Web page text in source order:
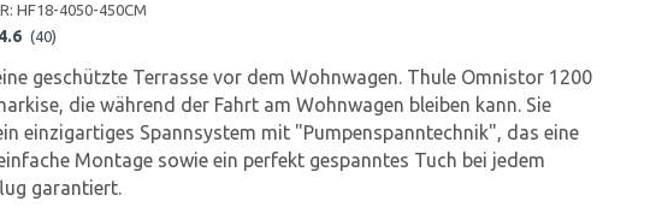
HF18-4050-450CM
4.6 (40)
geschützte Terrasse vor dem Wohnwagen. Thule Omnistor 1200
die während der Fahrt am Wohnwagen bleiben kann. Sie
einzigartiges Spannsystem mit "Pumpenspanntechnik", das eine
Montage sowie ein perfekt gespanntes Tuch bei jedem
garantiert.